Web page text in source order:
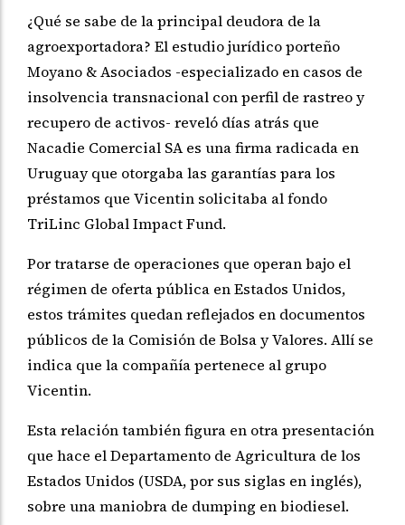
¿Qué se sabe de la principal deudora de la
agroexportadora? El estudio jurídico porteño
Moyano & Asociados -especializado en casos de
insolvencia transnacional con perfil de rastreo y
recupero de activos- reveló días atrás que
Nacadie Comercial SA es una firma radicada en
Uruguay que otorgaba las garantías para los
préstamos que Vicentin solicitaba al fondo
TriLinc Global Impact Fund.
Por tratarse de operaciones que operan bajo el
régimen de oferta pública en Estados Unidos,
estos trámites quedan reflejados en documentos
públicos de la Comisión de Bolsa y Valores. Allí se
indica que la compañía pertenece al grupo
Vicentin.
Esta relación también figura en otra presentación
que hace el Departamento de Agricultura de los
Estados Unidos (USDA, por sus siglas en inglés),
sobre una maniobra de dumping en biodiesel.